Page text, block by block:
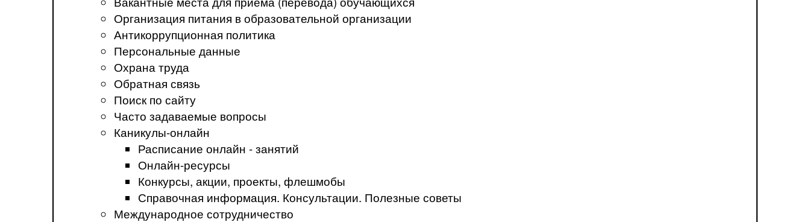
Организация питания в образовательной организации
Антикоррупционная политика
Персональные данные
Охрана труда
Обратная связь
Поиск по сайту
Часто задаваемые вопросы
Каникулы-онлайн
Расписание онлайн - занятий
Онлайн-ресурсы
Конкурсы, акции, проекты, флешмобы
Справочная информация. Консультации. Полезные советы
Международное сотрудничество